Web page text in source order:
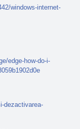
windows-internet-
edge-how-do-i-
dezactivarea-